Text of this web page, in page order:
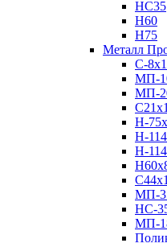
НС35
Н60
H75
Металл
С-
МП-
МП-
H-
Н-
Н-
МП-
НС-
МП-